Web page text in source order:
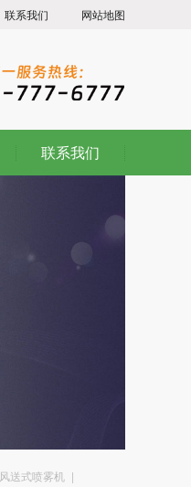
网站地图
联系我们
联系我们
风送式喷雾机 |